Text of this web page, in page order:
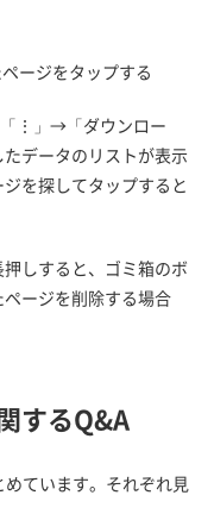
ージをタップする
「⋮」→「ダウンロー
データのリストが表示
を探してタップすると
しすると、ゴミ箱のボ
ージを削除する場合
するQ&A
ています。それぞれ見